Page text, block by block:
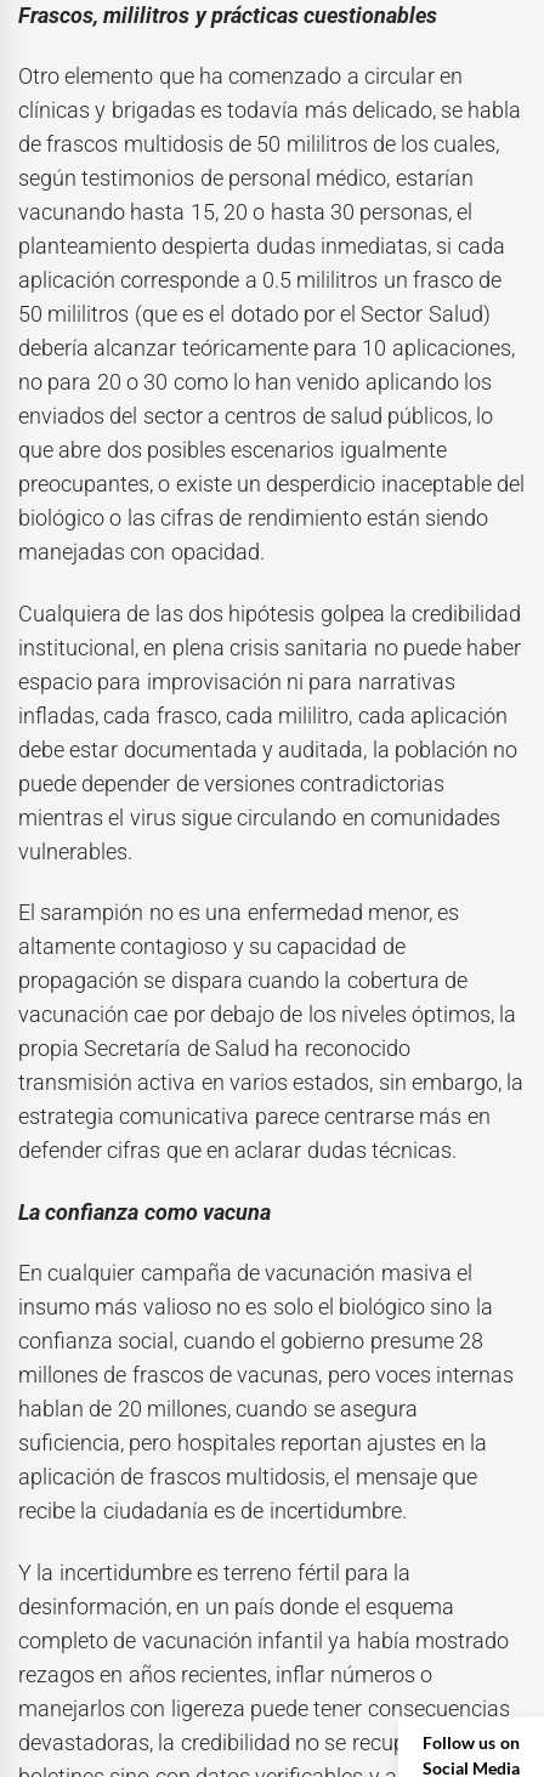
Frascos, mililitros y prácticas cuestionables
Otro elemento que ha comenzado a circular en
clínicas y brigadas es todavía más delicado, se habla
de frascos multidosis de 50 mililitros de los cuales,
según testimonios de personal médico, estarían
vacunando hasta 15, 20 o hasta 30 personas, el
planteamiento despierta dudas inmediatas, si cada
aplicación corresponde a 0.5 mililitros un frasco de
50 mililitros (que es el dotado por el Sector Salud)
debería alcanzar teóricamente para 10 aplicaciones,
no para 20 o 30 como lo han venido aplicando los
enviados del sector a centros de salud públicos, lo
que abre dos posibles escenarios igualmente
preocupantes, o existe un desperdicio inaceptable del
biológico o las cifras de rendimiento están siendo
manejadas con opacidad.
Cualquiera de las dos hipótesis golpea la credibilidad
institucional, en plena crisis sanitaria no puede haber
espacio para improvisación ni para narrativas
infladas, cada frasco, cada mililitro, cada aplicación
debe estar documentada y auditada, la población no
puede depender de versiones contradictorias
mientras el virus sigue circulando en comunidades
vulnerables.
El sarampión no es una enfermedad menor, es
altamente contagioso y su capacidad de
propagación se dispara cuando la cobertura de
vacunación cae por debajo de los niveles óptimos, la
propia Secretaría de Salud ha reconocido
transmisión activa en varios estados, sin embargo, la
estrategia comunicativa parece centrarse más en
defender cifras que en aclarar dudas técnicas.
La confianza como vacuna
En cualquier campaña de vacunación masiva el
insumo más valioso no es solo el biológico sino la
confianza social, cuando el gobierno presume 28
millones de frascos de vacunas, pero voces internas
hablan de 20 millones, cuando se asegura
suficiencia, pero hospitales reportan ajustes en la
aplicación de frascos multidosis, el mensaje que
recibe la ciudadanía es de incertidumbre.
Y la incertidumbre es terreno fértil para la
desinformación, en un país donde el esquema
completo de vacunación infantil ya había mostrado
rezagos en años recientes, inflar números o
manejarlos con ligereza puede tener consecuencias
devastadoras, la credibilidad no se recupera con
Follow us on
Social Media